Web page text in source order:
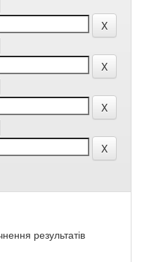
результатів